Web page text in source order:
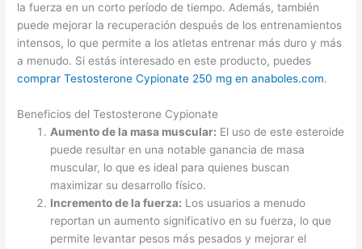
la fuerza en un corto período de tiempo. Además, también
puede mejorar la recuperación después de los entrenamientos
intensos, lo que permite a los atletas entrenar más duro y más
a menudo. Si estás interesado en este producto, puedes
comprar Testosterone Cypionate 250 mg en anaboles.com.
Beneficios del Testosterone Cypionate
Aumento de la masa muscular: El uso de este esteroide
puede resultar en una notable ganancia de masa
muscular, lo que es ideal para quienes buscan
maximizar su desarrollo físico.
Incremento de la fuerza: Los usuarios a menudo
reportan un aumento significativo en su fuerza, lo que
permite levantar pesos más pesados y mejorar el